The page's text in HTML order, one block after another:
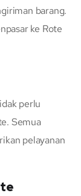
barang.
ke Rote
perlu
Semua
pelayanan